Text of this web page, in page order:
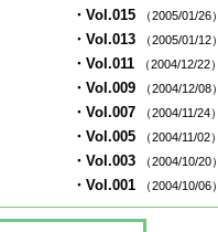
・Vol.015 （2005/01/26）
・Vol.013 （2005/01/12）
・Vol.011 （2004/12/22）
・Vol.009 （2004/12/08）
・Vol.007 （2004/11/24）
・Vol.005 （2004/11/02）
・Vol.003 （2004/10/20）
・Vol.001 （2004/10/06）